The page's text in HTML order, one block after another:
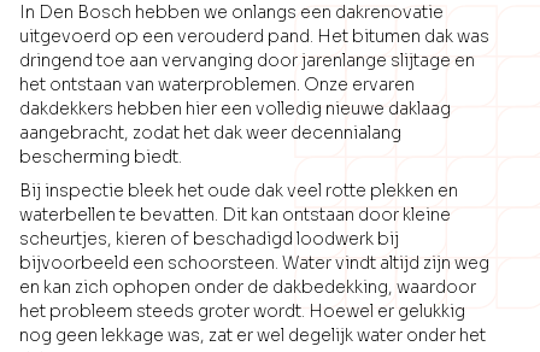
In Den Bosch hebben we onlangs een dakrenovatie
uitgevoerd op een verouderd pand. Het bitumen dak was
dringend toe aan vervanging door jarenlange slijtage en
het ontstaan van waterproblemen. Onze ervaren
dakdekkers hebben hier een volledig nieuwe daklaag
aangebracht, zodat het dak weer decennialang
bescherming biedt.
Bij inspectie bleek het oude dak veel rotte plekken en
waterbellen te bevatten. Dit kan ontstaan door kleine
scheurtjes, kieren of beschadigd loodwerk bij
bijvoorbeeld een schoorsteen. Water vindt altijd zijn weg
en kan zich ophopen onder de dakbedekking, waardoor
het probleem steeds groter wordt. Hoewel er gelukkig
nog geen lekkage was, zat er wel degelijk water onder het